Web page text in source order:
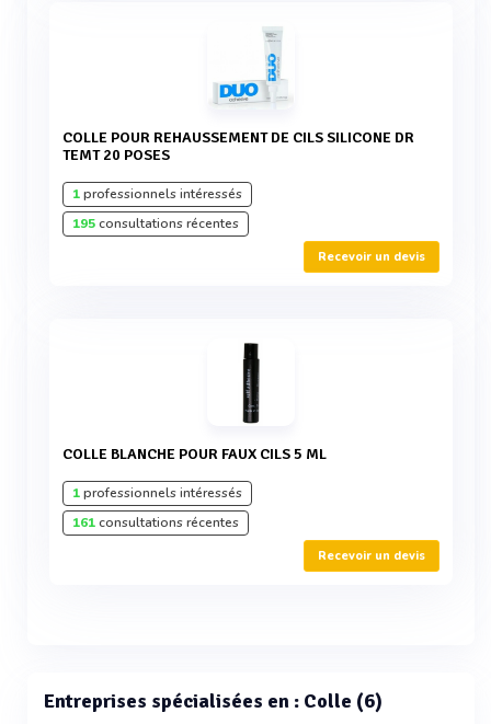
COLLE POUR REHAUSSEMENT DE CILS SILICONE DR
TEMT 20 POSES
1professionnels intéressés
195consultations récentes
Recevoir un devis
COLLE BLANCHE POUR FAUX CILS 5 ML
1professionnels intéressés
161consultations récentes
Recevoir un devis
Entreprises spécialisées en : Colle (6)